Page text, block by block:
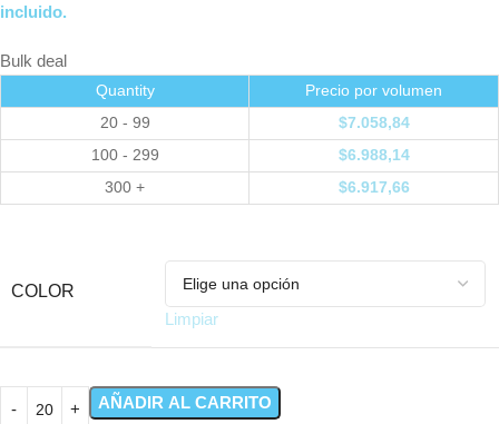
incluido.
Bulk deal
Quantity
Precio por volumen
20 - 99
$7.058,84
100 - 299
$6.988,14
300 +
$6.917,66
COLOR
Limpiar
AÑADIR AL CARRITO